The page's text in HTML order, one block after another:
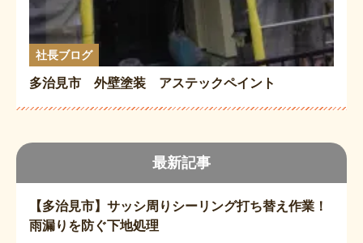
最新記事
【多治見市】サッシ周りシーリング打ち替え作業！
雨漏りを防ぐ下地処理
社長ブログ
多治見市 外壁塗装 アステックペイント